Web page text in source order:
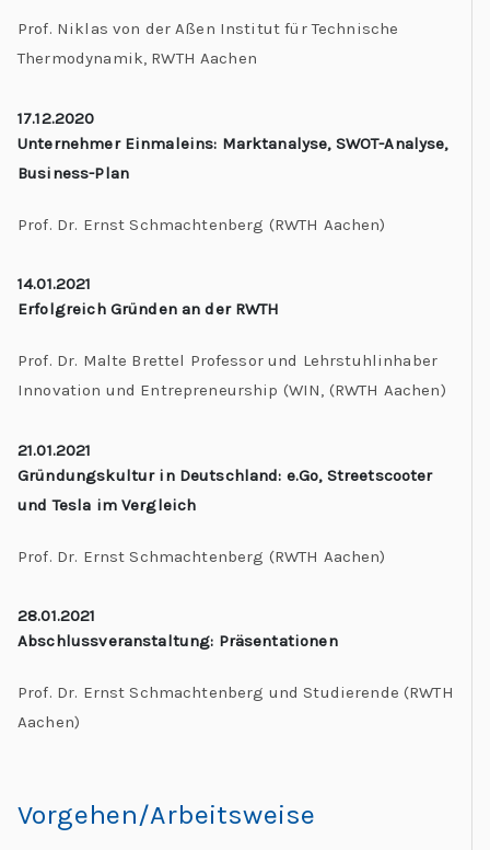
Prof. Niklas von der Aßen Institut für Technische
Thermodynamik, RWTH Aachen
17.12.2020
Unternehmer Einmaleins: Marktanalyse, SWOT-Analyse,
Business-Plan
Prof. Dr. Ernst Schmachtenberg (RWTH Aachen)
14.01.2021
Erfolgreich Gründen an der RWTH
Prof. Dr. Malte Brettel Professor und Lehrstuhlinhaber
Innovation und Entrepreneurship (WIN, (RWTH Aachen)
21.01.2021
Gründungskultur in Deutschland: e.Go, Streetscooter
und Tesla im Vergleich
Prof. Dr. Ernst Schmachtenberg (RWTH Aachen)
28.01.2021
Abschlussveranstaltung: Präsentationen
Prof. Dr. Ernst Schmachtenberg und Studierende (RWTH
Aachen)
Vorgehen/Arbeitsweise